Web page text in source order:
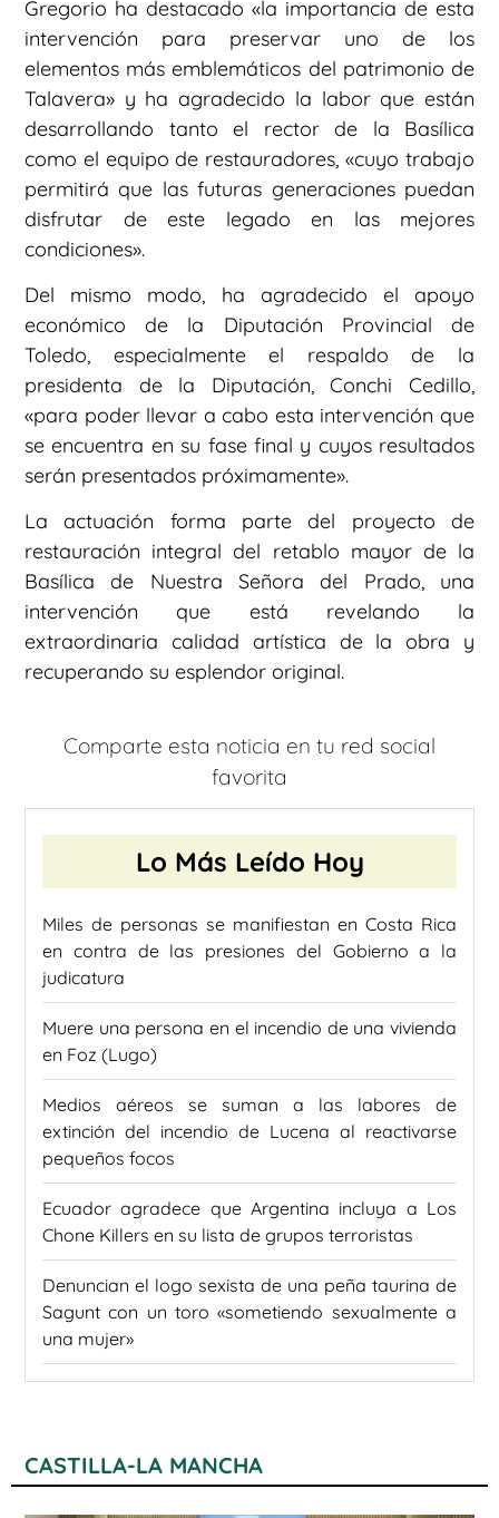
Gregorio ha destacado «la importancia de esta
intervención para preservar uno de los
elementos más emblemáticos del patrimonio de
Talavera» y ha agradecido la labor que están
desarrollando tanto el rector de la Basílica
como el equipo de restauradores, «cuyo trabajo
permitirá que las futuras generaciones puedan
disfrutar de este legado en las mejores
condiciones».
Del mismo modo, ha agradecido el apoyo
económico de la Diputación Provincial de
Toledo, especialmente el respaldo de la
presidenta de la Diputación, Conchi Cedillo,
«para poder llevar a cabo esta intervención que
se encuentra en su fase final y cuyos resultados
serán presentados próximamente».
La actuación forma parte del proyecto de
restauración integral del retablo mayor de la
Basílica de Nuestra Señora del Prado, una
intervención que está revelando la
extraordinaria calidad artística de la obra y
recuperando su esplendor original.
Comparte esta noticia en tu red social
favorita
Lo Más Leído Hoy
Miles de personas se manifiestan en Costa Rica
en contra de las presiones del Gobierno a la
judicatura
Muere una persona en el incendio de una vivienda
en Foz (Lugo)
Medios aéreos se suman a las labores de
extinción del incendio de Lucena al reactivarse
pequeños focos
Ecuador agradece que Argentina incluya a Los
Chone Killers en su lista de grupos terroristas
Denuncian el logo sexista de una peña taurina de
Sagunt con un toro «sometiendo sexualmente a
una mujer»
CASTILLA-LA MANCHA